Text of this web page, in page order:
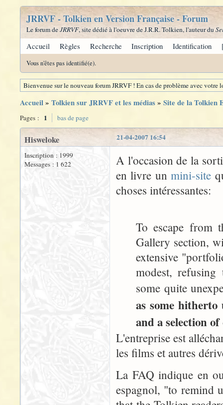
JRRVF - Tolkien en Version Française - Forum
Le forum deJRRVF, site dédié à l'oeuvre de J.R.R. Tolkien, l'auteur du
Accueil Règles Recherche Inscription Identification
Vous n'êtes pas identifié(e).
Bienvenue sur le nouveau forum JRRVF ! En cas de problème avec
Accueil» Tolkien sur JRRVF et les médias» Site de la Tolkien
Pages : 1 bas de page
21-04-2007 16:54
Hisweloke
Inscription : 1999
Messages : 1 622
A l'occasion de la
en livre unmini-site
choses intéressantes:
To escape from
Gallery section,
extensive
modest,
some quite
as some
and a selection
L'entreprise est
les films et autres
La FAQ indique en
espagnol, "to remind